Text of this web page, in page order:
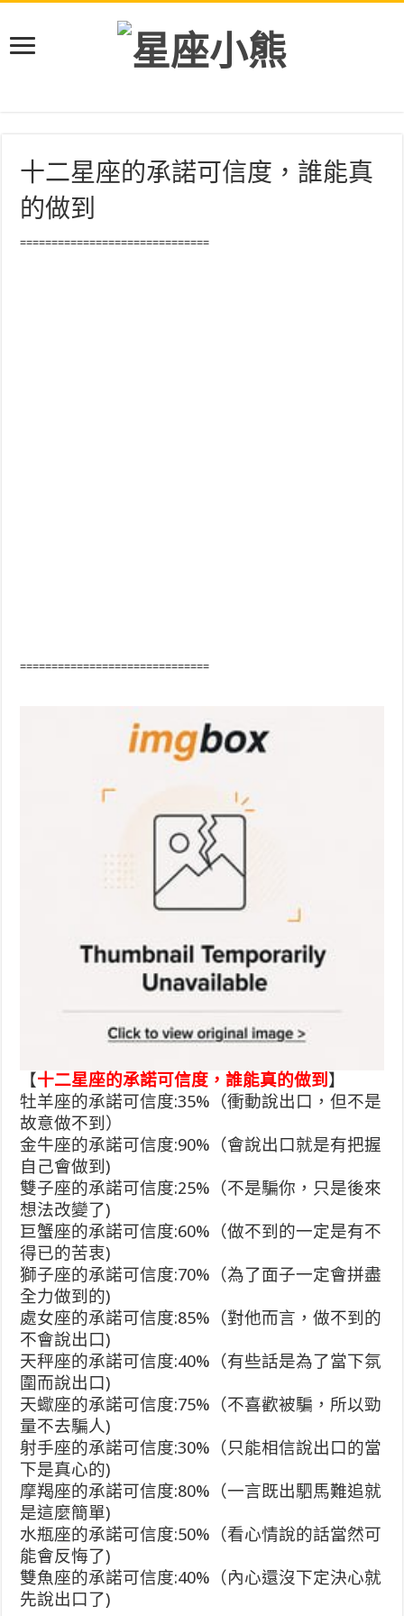
十二星座的承諾可信度，誰能真
的做到
==============================
==============================
【十二星座的承諾可信度，誰能真的做到 】
牡羊座的承諾可信度:35%（衝動說出口，但不是
故意做不到）
金牛座的承諾可信度:90%（會說出口就是有把握
自己會做到)
雙子座的承諾可信度:25%（不是騙你，只是後來
想法改變了)
巨蟹座的承諾可信度:60%（做不到的一定是有不
得已的苦衷)
獅子座的承諾可信度:70%（為了面子一定會拼盡
全力做到的)
處女座的承諾可信度:85%（對他而言，做不到的
不會說出口)
天秤座的承諾可信度:40%（有些話是為了當下氛
圍而說出口)
天蠍座的承諾可信度:75%（不喜歡被騙，所以勁
量不去騙人)
射手座的承諾可信度:30%（只能相信說出口的當
下是真心的)
摩羯座的承諾可信度:80%（一言既出駟馬難追就
是這麼簡單)
水瓶座的承諾可信度:50%（看心情說的話當然可
能會反悔了)
雙魚座的承諾可信度:40%（內心還沒下定決心就
先說出口了)